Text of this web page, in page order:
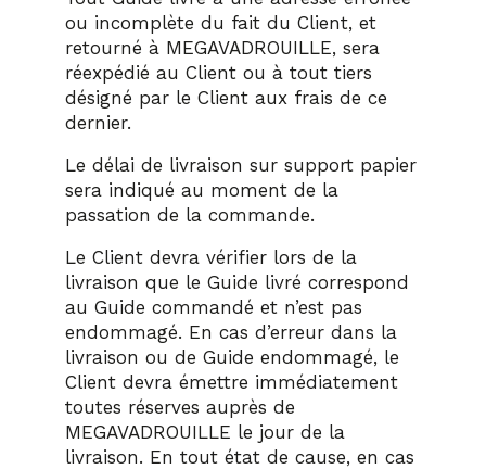
ou incomplète du fait du Client, et
retourné à MEGAVADROUILLE, sera
réexpédié au Client ou à tout tiers
désigné par le Client aux frais de ce
dernier.
Le délai de livraison sur support papier
sera indiqué au moment de la
passation de la commande.
Le Client devra vérifier lors de la
livraison que le Guide livré correspond
au Guide commandé et n’est pas
endommagé. En cas d’erreur dans la
livraison ou de Guide endommagé, le
Client devra émettre immédiatement
toutes réserves auprès de
MEGAVADROUILLE le jour de la
livraison. En tout état de cause, en cas